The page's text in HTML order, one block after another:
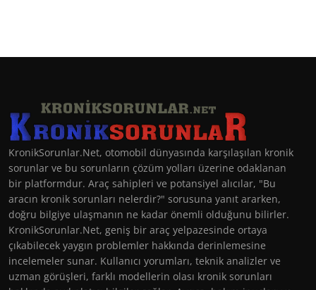
KronikSorunlar.Net, otomobil dünyasında karşılaşılan kronik
sorunlar ve bu sorunların çözüm yolları üzerine odaklanan
bir platformdur. Araç sahipleri ve potansiyel alıcılar, "Bu
aracın kronik sorunları nelerdir?" sorusuna yanıt ararken,
doğru bilgiye ulaşmanın ne kadar önemli olduğunu bilirler.
KronikSorunlar.Net, geniş bir araç yelpazesinde ortaya
çıkabilecek yaygın problemler hakkında derinlemesine
incelemeler sunar. Kullanıcı yorumları, teknik analizler ve
uzman görüşleri, farklı modellerin olası kronik sorunları